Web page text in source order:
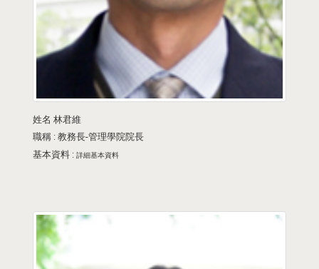
姓名 林君維
職稱 : 教務長-管理學院院長
基本資料 : 詳細基本資料